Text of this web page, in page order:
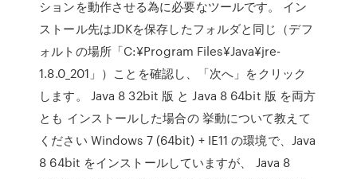
ションを動作させる為に必要なツールです。 イン
ストール先はJDKを保存したフォルダと同じ（デフ
ォルトの場所「C:¥Program Files¥Java¥jre-
1.8.0_201」）ことを確認し、「次へ」をクリック
します。 Java 8 32bit 版 と Java 8 64bit 版 を両方
とも インストールした場合の 挙動について教えて
ください Windows 7 (64bit) + IE11 の環境で、Java
8 64bit をインストールしていますが、 Java 8